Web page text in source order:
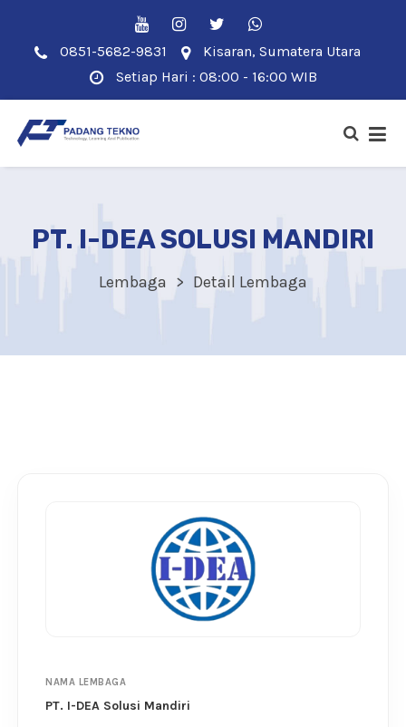
0851-5682-9831
Kisaran, Sumatera Utara
Setiap Hari : 08:00 - 16:00 WIB
PT. I-DEA SOLUSI MANDIRI
Lembaga Detail Lembaga
NAMA LEMBAGA
PT. I-DEA Solusi Mandiri